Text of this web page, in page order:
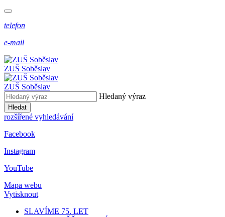
telefon
e-mail
ZUŠ Soběslav
ZUŠ Soběslav
Hledaný výraz
Hledat
rozšířené vyhledávání
Facebook
Instagram
YouTube
Mapa webu
Vytisknout
SLAVÍME 75. LET